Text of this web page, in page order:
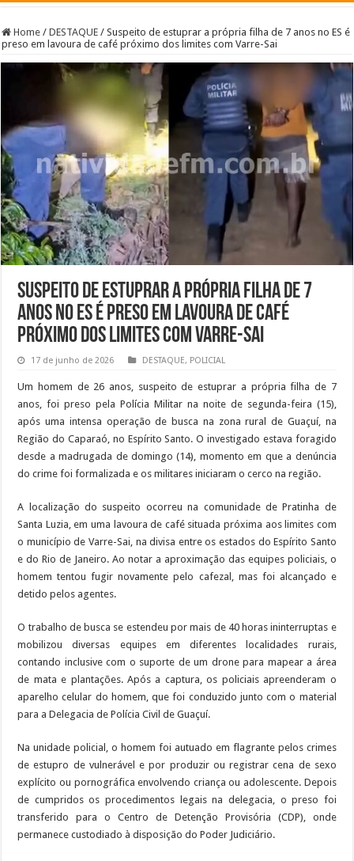
Home / DESTAQUE / Suspeito de estuprar a própria filha de 7 anos no ES é
preso em lavoura de café próximo dos limites com Varre-Sai
Suspeito de estuprar a própria filha de 7
anos no ES é preso em lavoura de café
próximo dos limites com Varre-Sai
17 de junho de 2026 DESTAQUE, POLICIAL
Um homem de 26 anos, suspeito de estuprar a própria filha de 7
anos, foi preso pela Polícia Militar na noite de segunda-feira (15),
após uma intensa operação de busca na zona rural de Guaçuí, na
Região do Caparaó, no Espírito Santo. O investigado estava foragido
desde a madrugada de domingo (14), momento em que a denúncia
do crime foi formalizada e os militares iniciaram o cerco na região.
A localização do suspeito ocorreu na comunidade de Pratinha de
Santa Luzia, em uma lavoura de café situada próxima aos limites com
o município de Varre-Sai, na divisa entre os estados do Espírito Santo
e do Rio de Janeiro. Ao notar a aproximação das equipes policiais, o
homem tentou fugir novamente pelo cafezal, mas foi alcançado e
detido pelos agentes.
O trabalho de busca se estendeu por mais de 40 horas ininterruptas e
mobilizou diversas equipes em diferentes localidades rurais,
contando inclusive com o suporte de um drone para mapear a área
de mata e plantações. Após a captura, os policiais apreenderam o
aparelho celular do homem, que foi conduzido junto com o material
para a Delegacia de Polícia Civil de Guaçuí.
Na unidade policial, o homem foi autuado em flagrante pelos crimes
de estupro de vulnerável e por produzir ou registrar cena de sexo
explícito ou pornográfica envolvendo criança ou adolescente. Depois
de cumpridos os procedimentos legais na delegacia, o preso foi
transferido para o Centro de Detenção Provisória (CDP), onde
permanece custodiado à disposição do Poder Judiciário.